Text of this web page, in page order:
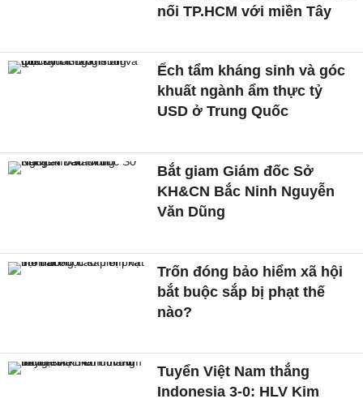
nối TP.HCM với miền Tây
Ếch tẩm kháng sinh và góc
khuất ngành ẩm thực tỷ
USD ở Trung Quốc
Bắt giam Giám đốc Sở
KH&CN Bắc Ninh Nguyễn
Văn Dũng
Trốn đóng bảo hiểm xã hội
bắt buộc sắp bị phạt thế
nào?
Tuyển Việt Nam thắng
Indonesia 3-0: HLV Kim